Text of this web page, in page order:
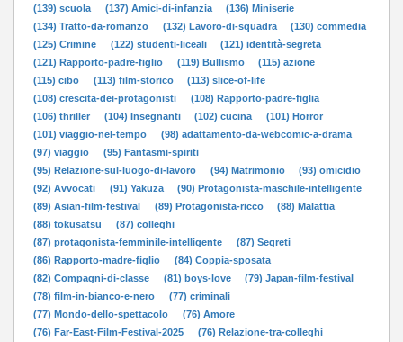
(139) scuola
(137) Amici-di-infanzia
(136) Miniserie
(134) Tratto-da-romanzo
(132) Lavoro-di-squadra
(130) commedia
(125) Crimine
(122) studenti-liceali
(121) identità-segreta
(121) Rapporto-padre-figlio
(119) Bullismo
(115) azione
(115) cibo
(113) film-storico
(113) slice-of-life
(108) crescita-dei-protagonisti
(108) Rapporto-padre-figlia
(106) thriller
(104) Insegnanti (102) cucina
(101) Horror
(101) viaggio-nel-tempo
(98) adattamento-da-webcomic-a-drama
(97) viaggio
(95) Fantasmi-spiriti
(95) Relazione-sul-luogo-di-lavoro
(94) Matrimonio
(93) omicidio
(92) Avvocati
(91) Yakuza
(90) Protagonista-maschile-intelligente
(89) Asian-film-festival
(89) Protagonista-ricco
(88) Malattia
(88) tokusatsu
(87) colleghi
(87) protagonista-femminile-intelligente
(87) Segreti
(86) Rapporto-madre-figlio
(84) Coppia-sposata
(82) Compagni-di-classe
(81) boys-love
(79) Japan-film-festival
(78) film-in-bianco-e-nero
(77) criminali
(77) Mondo-dello-spettacolo
(76) Amore
(76) Far-East-Film-Festival-2025
(76) Relazione-tra-colleghi